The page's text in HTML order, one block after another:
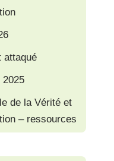
attaqué
2025
de la Vérité et
– ressources